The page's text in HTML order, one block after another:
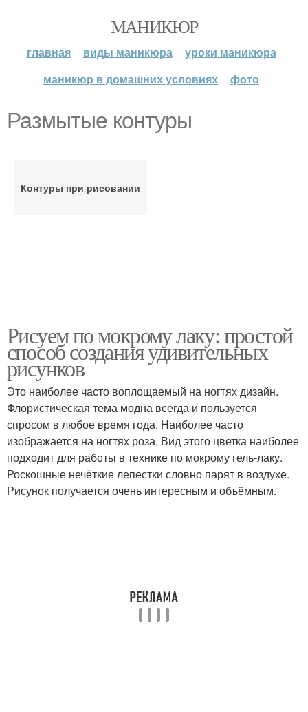
МАНИКЮР
главная виды маникюра
уроки маникюра
маникюр в домашних условиях
фото
Размытые контуры
Контуры при рисовании
Рисуем по мокрому лаку: простой
способ создания удивительных
рисунков
Это наиболее часто воплощаемый на ногтях дизайн.
Флористическая тема модна всегда и пользуется
спросом в любое время года. Наиболее часто
изображается на ногтях роза. Вид этого цветка наиболее
подходит для работы в технике по мокрому гель-лаку.
Роскошные нечёткие лепестки словно парят в воздухе.
Рисунок получается очень интересным и объёмным.